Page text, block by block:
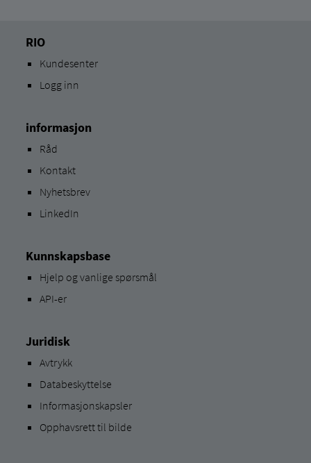
RIO
Kundesenter
Logg inn
informasjon
Råd
Kontakt
Nyhetsbrev
LinkedIn
Kunnskapsbase
Hjelp og vanlige spørsmål
API-er
Juridisk
Avtrykk
Databeskyttelse
Informasjonskapsler
Opphavsrett til bilde